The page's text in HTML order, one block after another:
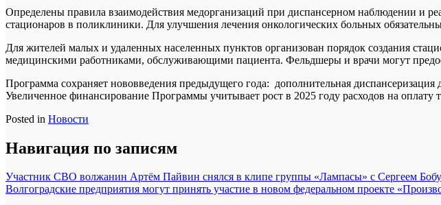
Определены правила взаимодействия медорганизаций при диспансерном наблюдении и
стационаров в поликлиники. Для улучшения лечения онкологических больных
Для жителей малых и удаленных населенных пунктов организован порядок создания
медицинскими работниками, обслуживающими пациента. Фельдшеры и врачи могут
Программа сохраняет нововведения предыдущего года: дополнительная
Увеличенное финансирование Программы учитывает рост в 2025 году расходов на
Posted in Новости
Навигация по записям
Участник СВО волжанин Артём Пайвин снялся в клипе группы «Лампасы» с Сергеем
Волгоградские предприятия могут принять участие в новом федеральном проекте